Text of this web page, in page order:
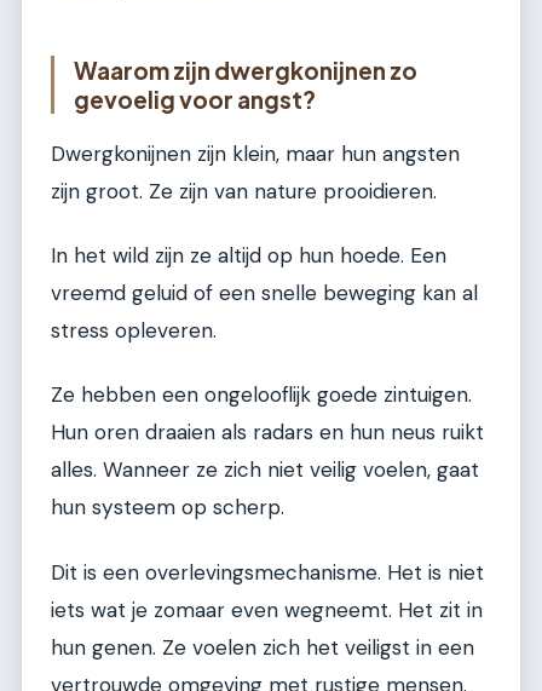
Waarom zijn dwergkonijnen zo
gevoelig voor angst?
Dwergkonijnen zijn klein, maar hun angsten
zijn groot. Ze zijn van nature prooidieren.
In het wild zijn ze altijd op hun hoede. Een
vreemd geluid of een snelle beweging kan al
stress opleveren.
Ze hebben een ongelooflijk goede zintuigen.
Hun oren draaien als radars en hun neus ruikt
alles. Wanneer ze zich niet veilig voelen, gaat
hun systeem op scherp.
Dit is een overlevingsmechanisme. Het is niet
iets wat je zomaar even wegneemt. Het zit in
hun genen. Ze voelen zich het veiligst in een
vertrouwde omgeving met rustige mensen.